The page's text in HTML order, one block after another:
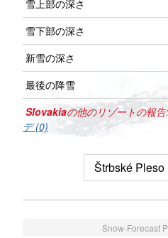
雪上部の深さ
雪下部の深さ
新雪の深さ
最後の降雪
Slovakiaの他のリゾートの報告:
デ (0)
Štrbské Pleso
Snow-Forecast